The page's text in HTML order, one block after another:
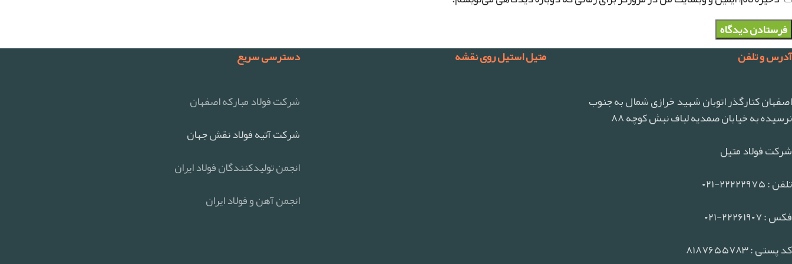
آدرس و تلفن
اصفهان کنارگذر اتوبان شهید خرازی شمال به جنوب
نرسیده به خیابان صمدیه لباف نبش کوچه ۸۸
شرکت فولاد متیل
تلفن : ۲۲۲۲۲۹۷۵-۰۲۱
فکس : ۲۲۲۶۱۹۰۷-۰۲۱
کد پستی : ۸۱۸۷۶۵۵۷۸۳
متیل استیل روی نقشه دسترسی سریع
شرکت فولاد مبارکه اصفهان
شرکت آتیه فولاد نقش جهان
انجمن تولیدکنندگان فولاد ایران
انجمن آهن و فولاد ایران